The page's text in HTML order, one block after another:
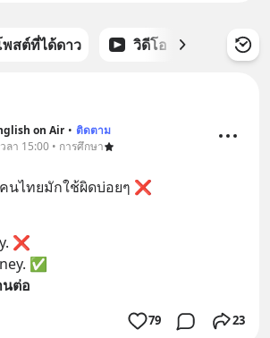
พสต์ที่ได้ดาว วิดีโอ พอดแ
on Air • ติดตาม
ลา 15:00 • การศึกษา
นไทยมักใช้ผิดบ่อยๆ ❌
❌
✅
นต่อ
79 23